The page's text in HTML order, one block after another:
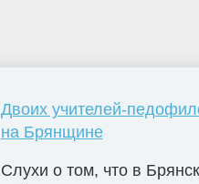
Двоих учителей-
на Брянщине
Слухи о том, что в